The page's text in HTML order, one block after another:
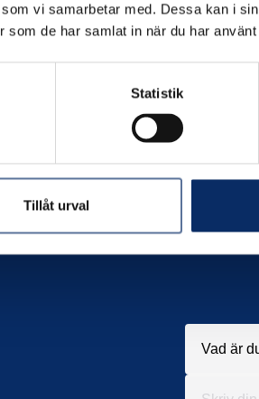
vi samarbetar med. Dessa kan i
de har samlat in när du har
Statistik
Tillåt urval